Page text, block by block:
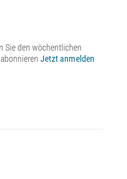
Sie den wöchentlichen
Jetzt anmelden